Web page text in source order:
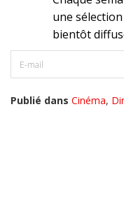
une
bientôt
Publié dans Cinéma,